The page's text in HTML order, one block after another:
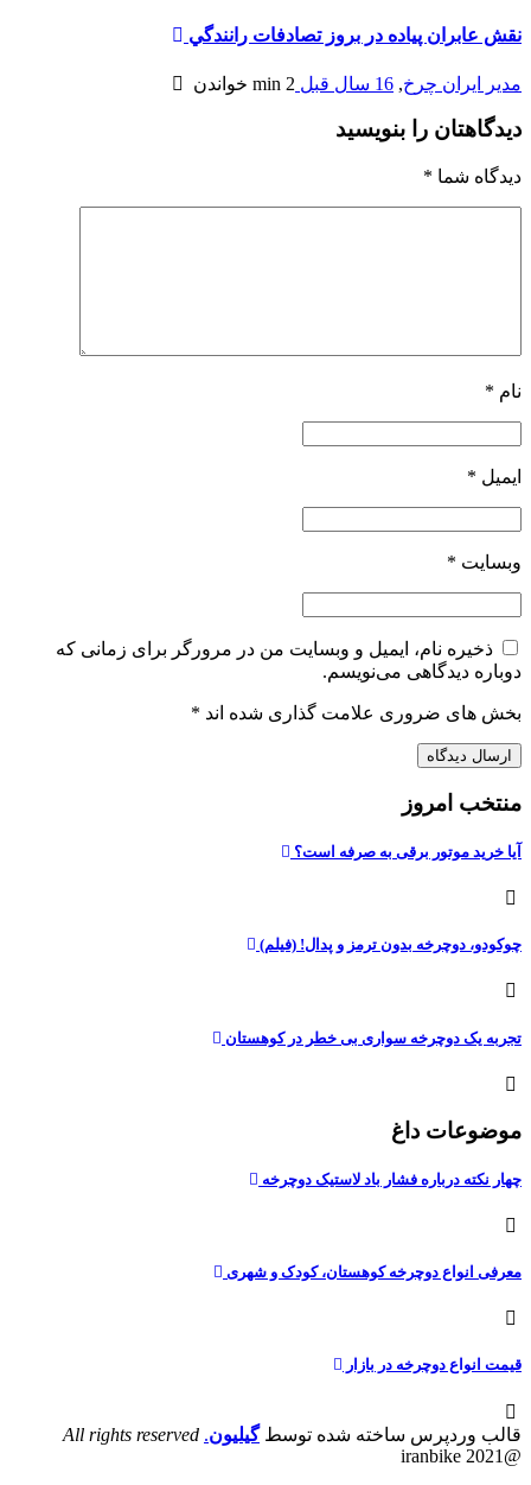
نقش عابران پياده در بروز تصادفات رانندگي
مدیر ایران چرخ, 16 سال قبل 2 min خواندن
دیدگاهتان را بنویسید
دیدگاه شما *
نام *
ایمیل *
وبسایت *
ذخیره نام، ایمیل و وبسایت من در مرورگر برای زمانی که
دوباره دیدگاهی می‌نویسم.
بخش های ضروری علامت گذاری شده اند *
منتخب امروز
آیا خرید موتور برقی به صرفه است؟
چوکودو، دوچرخه بدون ترمز و پدال! (فیلم)
تجربه یک دوچرخه سواری بی خطر در کوهستان
موضوعات داغ
چهار نکته درباره فشار باد لاستیک دوچرخه
معرفی انواع دوچرخه کوهستان، کودک و شهری
قیمت انواع دوچرخه در بازار
قالب وردپرس ساخته شده توسطگیلیون.
All rights reserved
@iranbike 2021